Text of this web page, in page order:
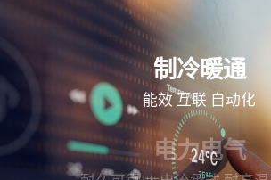
制冷暖通
能效 互联 自动化
电力电气